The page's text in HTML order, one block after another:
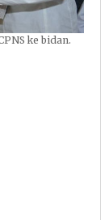
ke bidan.